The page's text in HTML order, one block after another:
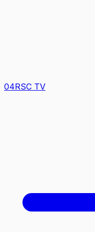
04RSC TV